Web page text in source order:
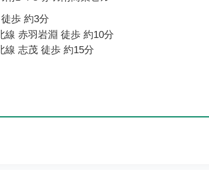
歩 約3分
線 赤羽岩淵 徒歩 約10分
線 志茂 徒歩 約15分